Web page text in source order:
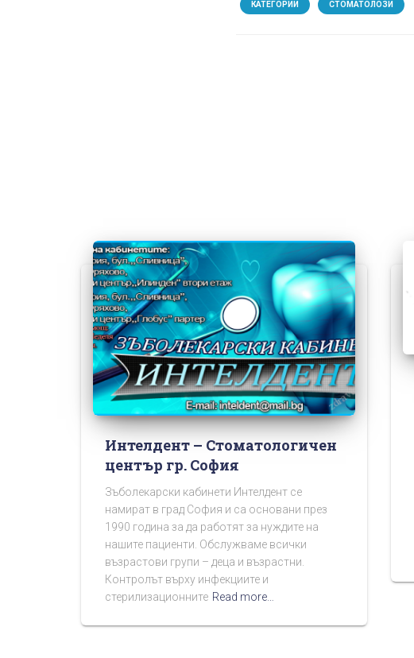
КАТЕГОРИИ СТОМАТОЛОЗИ
Интелдент – Стоматологичен
център гр. София
Зъболекарски кабинети Интелдент се
намират в град София и са основани през
1990 година за да работят за нуждите на
нашите пациенти. Обслужваме всички
възрастови групи – деца и възрастни.
Контролът върху инфекциите и
стерилизационните Read more…